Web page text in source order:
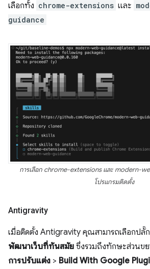
เลือกทั้ง chrome-extensions และ
guidance
การเลือก chrome-extensions และ modern-
โปรแกรมติดตั้ง
Antigravity
เมื่อติดตั้ง Antigravity คุณสามารถเลือกปลั๊
พัฒนาเว็บที่ทันสมัย ซึ่งรวมถึงทักษะส่วนข
การปรับแต่ง > Build With Google